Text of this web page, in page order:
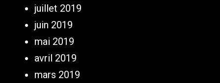
juillet 2019
juin 2019
mai 2019
avril 2019
mars 2019